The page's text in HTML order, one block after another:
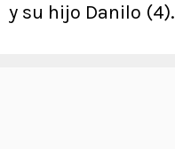
y su hijo Danilo (4).